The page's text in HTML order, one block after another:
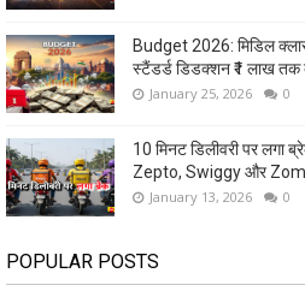
Budget 2026: मिडिल
स्टैंडर्ड डिडक्शन ₹1 लाख तक
January 25, 2026 0
10 मिनट डिलीवरी पर लगा
Zepto, Swiggy और
January 13, 2026 0
POPULAR POSTS